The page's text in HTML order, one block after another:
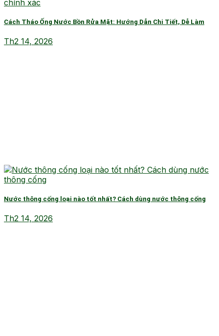
Cách Tháo Ống Nước Bồn Rửa Mặt: Hướng Dẫn Chi Tiết, Dễ Làm
Th2 14, 2026
Nước thông cống loại nào tốt nhất? Cách dùng nước thông cống
Th2 14, 2026